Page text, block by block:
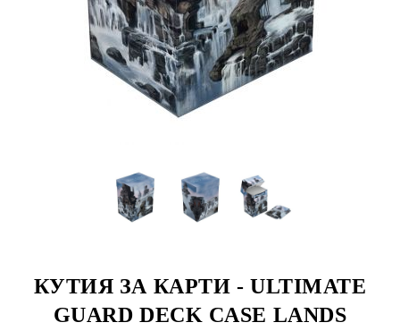
КУТИЯ ЗА КАРТИ - ULTIMATE
GUARD DECK CASE LANDS